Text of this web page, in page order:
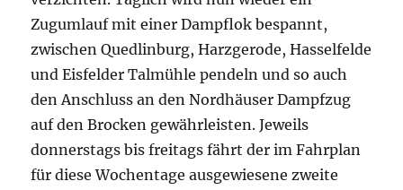
Zugumlauf mit einer Dampflok bespannt,
zwischen Quedlinburg, Harzgerode, Hasselfelde
und Eisfelder Talmühle pendeln und so auch
den Anschluss an den Nordhäuser Dampfzug
auf den Brocken gewährleisten. Jeweils
donnerstags bis freitags fährt der im Fahrplan
für diese Wochentage ausgewiesene zweite